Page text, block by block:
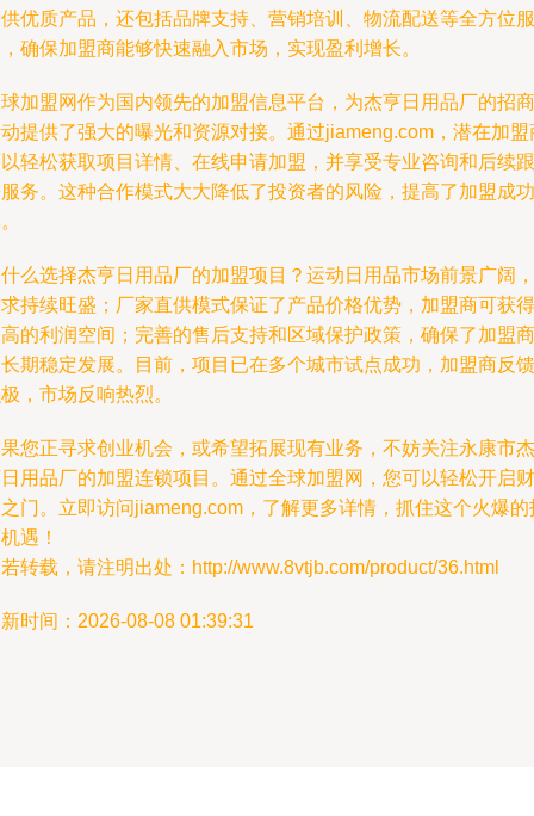
优质产品，还包括品牌支持、营销培训、物流配送等全方位服
确保加盟商能够快速融入市场，实现盈利增长。
加盟网作为国内领先的加盟信息平台，为杰亨日用品厂的招商
提供了强大的曝光和资源对接。通过jiameng.com，潜在加盟
轻松获取项目详情、在线申请加盟，并享受专业咨询和后续跟
务。这种合作模式大大降低了投资者的风险，提高了加盟成功
么选择杰亨日用品厂的加盟项目？运动日用品市场前景广阔，
持续旺盛；厂家直供模式保证了产品价格优势，加盟商可获得
的利润空间；完善的售后支持和区域保护政策，确保了加盟商
期稳定发展。目前，项目已在多个城市试点成功，加盟商反馈
，市场反响热烈。
您正寻求创业机会，或希望拓展现有业务，不妨关注永康市杰
用品厂的加盟连锁项目。通过全球加盟网，您可以轻松开启财
门。立即访问jiameng.com，了解更多详情，抓住这个火爆的
遇！
转载，请注明出处：http://www.8vtjb.com/product/36.html
时间：2026-08-08 01:39:31